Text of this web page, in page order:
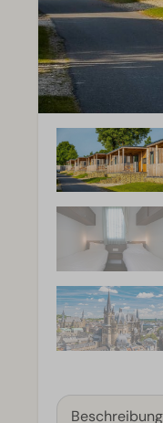
Beschreibung